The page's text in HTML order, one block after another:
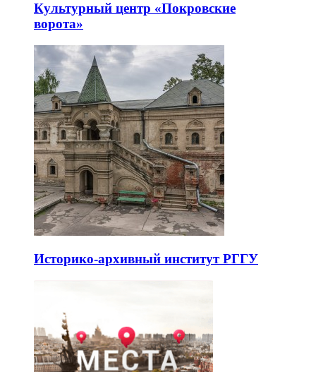
Культурный центр «Покровские
ворота»
Историко-архивный институт РГГУ